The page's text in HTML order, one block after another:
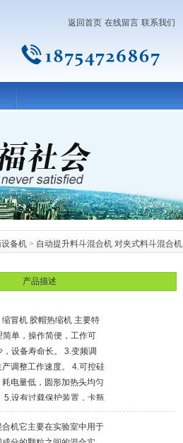
返回首页 在线留言 联系我们
备机 > 自动提升料斗混合机 对夹式料斗混合机
产品描述
冒机 胶帽热缩机 主要特
单，操作简便，工作可
设备寿命长。 3.变频调
调整工作速度。 4.可控硅
电量低，圆形加热头均匀
5.设有过载保护装置，卡瓶
品特点： 本机自动化程度
便，耗能
机它主要在实验室中用于